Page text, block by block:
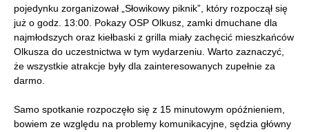
pojedynku zorganizował „Słowikowy piknik”, który rozpoczął się
już o godz. 13:00. Pokazy OSP Olkusz, zamki dmuchane dla
najmłodszych oraz kiełbaski z grilla miały zachęcić mieszkańców
Olkusza do uczestnictwa w tym wydarzeniu. Warto zaznaczyć,
że wszystkie atrakcje były dla zainteresowanych zupełnie za
darmo.
Samo spotkanie rozpoczęło się z 15 minutowym opóźnieniem,
bowiem ze względu na problemy komunikacyjne, sędzia główny